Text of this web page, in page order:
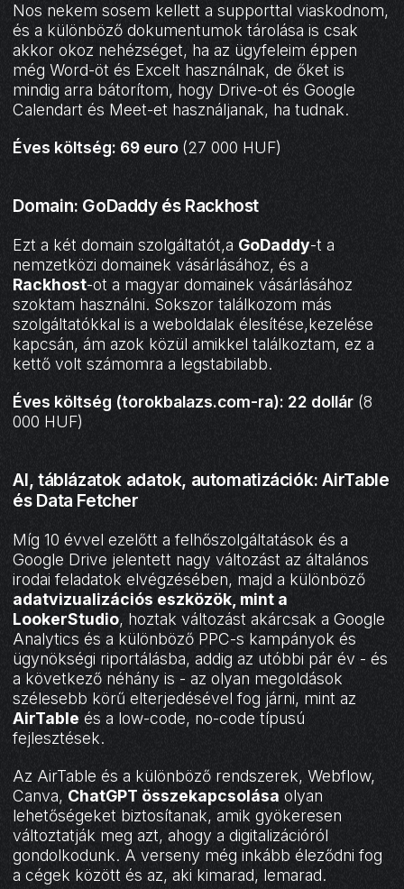
Nos nekem sosem kellett a supporttal viaskodnom,
és a különböző dokumentumok tárolása is csak
akkor okoz nehézséget, ha az ügyfeleim éppen
még Word-öt és Excelt használnak, de őket is
mindig arra bátorítom, hogy Drive-ot és Google
Calendart és Meet-et használjanak, ha tudnak.
Éves költség: 69 euro (27 000 HUF)
Domain: GoDaddy és Rackhost
Ezt a két domain szolgáltatót,a GoDaddy-t a
nemzetközi domainek vásárlásához, és a
Rackhost-ot a magyar domainek vásárlásához
szoktam használni. Sokszor találkozom más
szolgáltatókkal is a weboldalak élesítése,kezelése
kapcsán, ám azok közül amikkel találkoztam, ez a
kettő volt számomra a legstabilabb.
Éves költség (torokbalazs.com-ra): 22 dollár (8
000 HUF)
AI, táblázatok adatok, automatizációk: AirTable
és Data Fetcher
Míg 10 évvel ezelőtt a felhőszolgáltatások és a
Google Drive jelentett nagy változást az általános
irodai feladatok elvégzésében, majd a különböző
adatvizualizációs eszközök, mint a
LookerStudio, hoztak változást akárcsak a Google
Analytics és a különböző PPC-s kampányok és
ügynökségi riportálásba, addig az utóbbi pár év - és
a következő néhány is - az olyan megoldások
szélesebb körű elterjedésével fog járni, mint az
AirTable és a low-code, no-code típusú
fejlesztések.
Az AirTable és a különböző rendszerek, Webflow,
Canva, ChatGPT összekapcsolása olyan
lehetőségeket biztosítanak, amik gyökeresen
változtatják meg azt, ahogy a digitalizációról
gondolkodunk. A verseny még inkább éleződni fog
a cégek között és az, aki kimarad, lemarad.